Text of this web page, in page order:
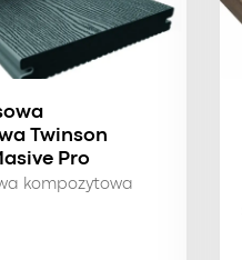
Twinson
Pro
kompozytowa